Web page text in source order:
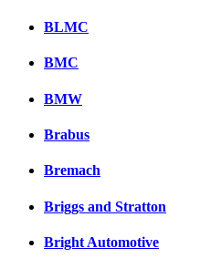
BLMC
BMC
BMW
Brabus
Bremach
Briggs and Stratton
Bright Automotive